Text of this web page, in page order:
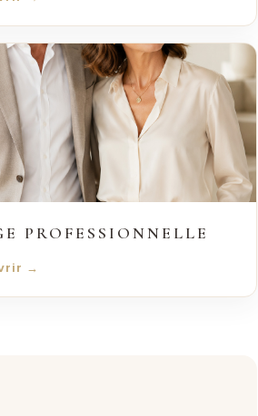
PROFESSIONNELLE
→